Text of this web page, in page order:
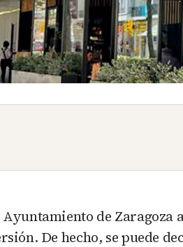
Ayuntamiento de
De hecho, se puede